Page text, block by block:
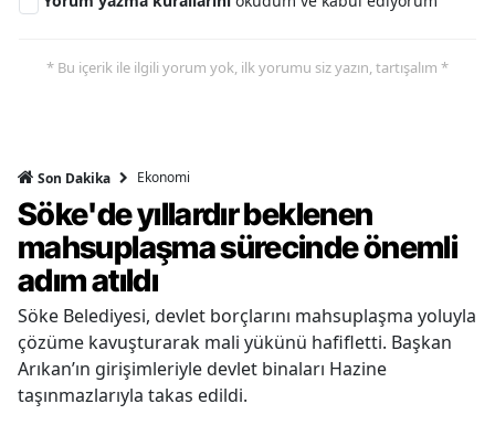
* Bu içerik ile ilgili yorum yok, ilk yorumu siz yazın, tartışalım *
Son Dakika Ekonomi
Söke'de yıllardır beklenen
mahsuplaşma sürecinde önemli
adım atıldı
Söke Belediyesi, devlet borçlarını mahsuplaşma yoluyla
çözüme kavuşturarak mali yükünü hafifletti. Başkan
Arıkan’ın girişimleriyle devlet binaları Hazine
taşınmazlarıyla takas edildi.